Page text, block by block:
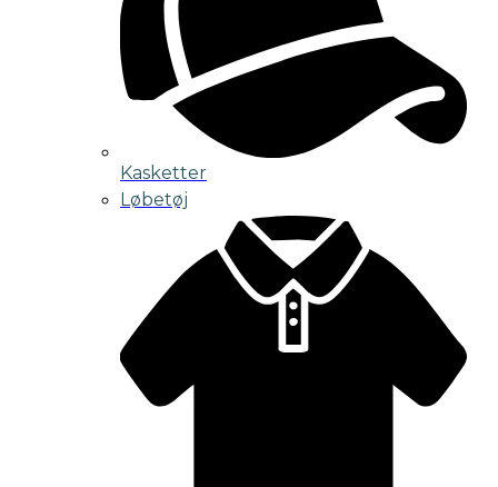
Kasketter
Løbetøj